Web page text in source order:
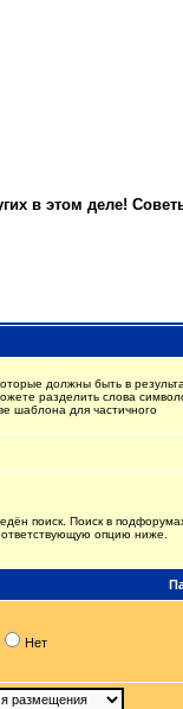
в этом деле!
должны быть в
разделить слова
шаблона для частичного
поиск. Поиск в
опцию ниже.
Нет